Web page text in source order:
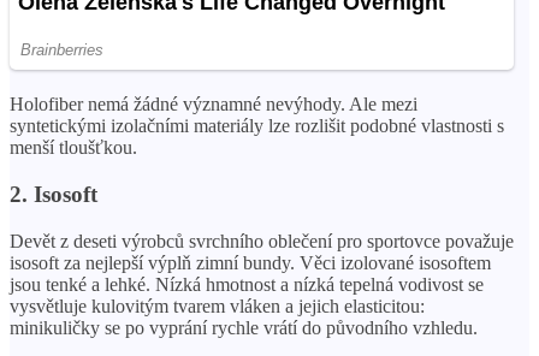
Holofiber nemá žádné významné nevýhody. Ale mezi
syntetickými izolačními materiály lze rozlišit podobné vlastnosti s
menší tloušťkou.
2. Isosoft
Devět z deseti výrobců svrchního oblečení pro sportovce považuje
isosoft za nejlepší výplň zimní bundy. Věci izolované isosoftem
jsou tenké a lehké. Nízká hmotnost a nízká tepelná vodivost se
vysvětluje kulovitým tvarem vláken a jejich elasticitou:
minikuličky se po vyprání rychle vrátí do původního vzhledu.